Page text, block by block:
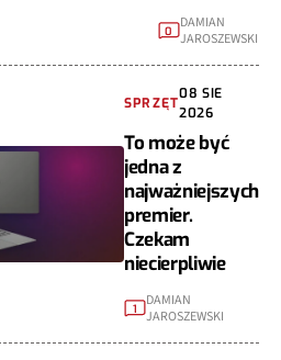
0
DAMIAN
JAROSZEWSKI
SPRZĘT
08 SIE
2026
To może być
jedna z
najważniejszych
premier.
Czekam
niecierpliwie
1
DAMIAN
JAROSZEWSKI